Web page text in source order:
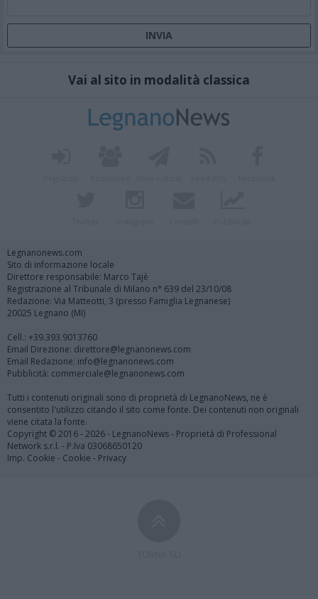
Vai al sito in modalità classica
Legnanonews.com
Sito di informazione locale
Direttore responsabile: Marco Tajè
Registrazione al Tribunale di Milano n° 639 del 23/10/08
Redazione: Via Matteotti, 3 (presso Famiglia Legnanese)
20025 Legnano (MI)
Cell.: +39.393.9013760
Email Direzione: direttore@legnanonews.com
Email Redazione: info@legnanonews.com
Pubblicità: commerciale@legnanonews.com
Tutti i contenuti originali sono di proprietà di LegnanoNews, ne è
consentito l'utilizzo citando il sito come fonte. Dei contenuti non originali
viene citata la fonte.
Copyright © 2016 - 2026 - LegnanoNews - Proprietà di Professional
Network s.r.l. - P.Iva 03068650120
Imp. Cookie - Cookie - Privacy